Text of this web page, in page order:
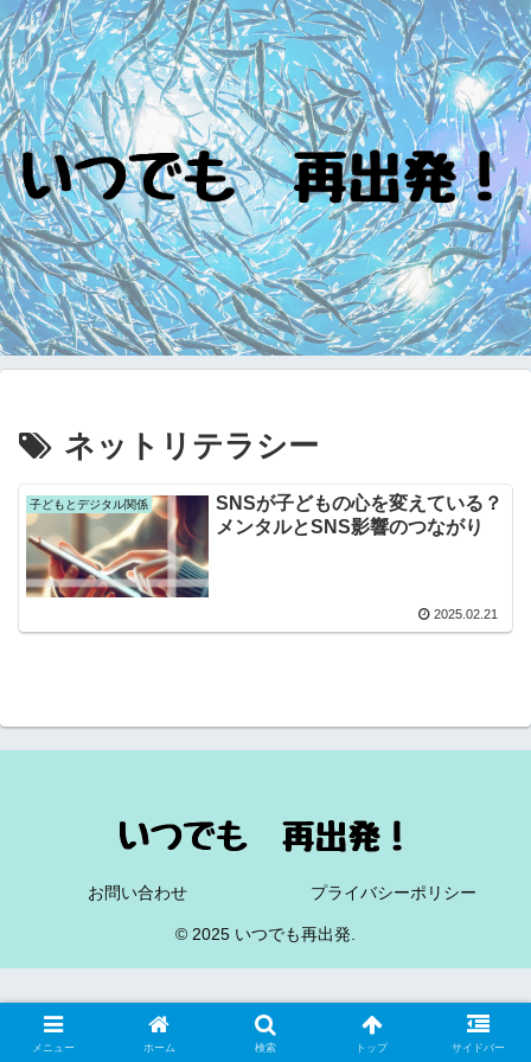
ネットリテラシー
子どもとデジタル関係
SNSが子どもの心を変えている？
メンタルとSNS影響のつながり
2025.02.21
お問い合わせ プライバシーポリシー
© 2025 いつでも再出発.
メニュー ホーム 検索 トップ サイドバー